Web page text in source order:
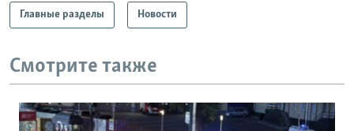
Главные разделы Новости
Смотрите также